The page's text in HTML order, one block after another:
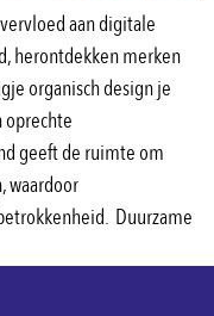
aan digitale
herontdekken merken
organisch design je
geeft de ruimte om
waardoor
Duurzame